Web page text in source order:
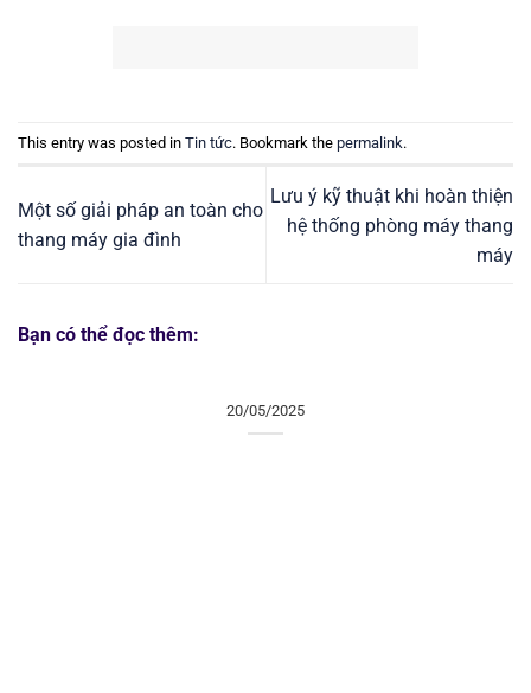
This entry was posted in Tin tức. Bookmark the permalink.
Một số giải pháp an toàn cho
thang máy gia đình
Lưu ý kỹ thuật khi hoàn thiện
hệ thống phòng máy thang
máy
Bạn có thể đọc thêm:
20/05/2025